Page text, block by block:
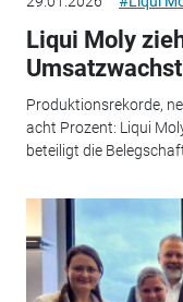
Liqui Moly
Produktionsrekorde,
acht Prozent: Liqui
beteiligt die